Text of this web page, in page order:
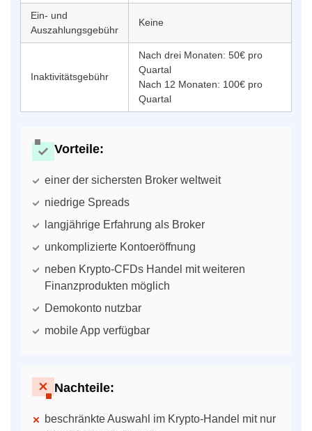
Ein- und
Auszahlungsgebühr
Keine
Inaktivitätsgebühr
Nach drei Monaten: 50€ pro
Quartal
Nach 12 Monaten: 100€ pro
Quartal
Vorteile:
einer der sichersten Broker weltweit
niedrige Spreads
langjährige Erfahrung als Broker
unkomplizierte Kontoeröffnung
neben Krypto-CFDs Handel mit weiteren
Finanzprodukten möglich
Demokonto nutzbar
mobile App verfügbar
Nachteile:
beschränkte Auswahl im Krypto-Handel mit nur